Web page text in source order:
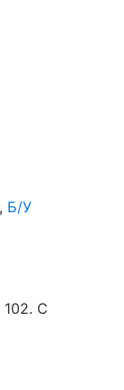
, Б/У
С